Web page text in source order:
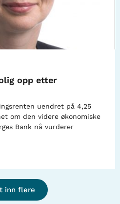
opp etter
uendret på 4,25
om den videre økonomiske
Bank nå vurderer
inn flere